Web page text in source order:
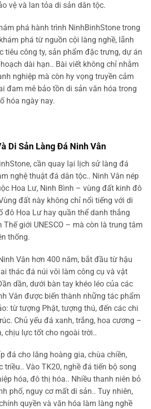
vệ và lan tỏa di sản dân tộc.
phá hành trình NinhBinhStone trong
phá từ nguồn cội làng nghề, lãnh
tiêu công ty, sản phẩm đặc trưng, dự án
dài hạn.. Bài viết không chỉ nhằm
nghiệp mà còn hy vọng truyền cảm
đam mê bảo tồn di sản văn hóa trong
hóa ngày nay.
Di Sản Làng Đá Ninh Vân
cần quay lại lịch sử làng đá
nghệ thuật đá dân tộc.. Ninh Vân nép
Hoa Lư, Ninh Bình – vùng đất kinh đô
đất này không chỉ nổi tiếng với di
đô Hoa Lư hay quần thể danh thắng
Thế giới UNESCO – mà còn là trung tâm
thống.
Vân hơn 400 năm, bắt đầu từ hậu
thác đá núi vôi làm công cụ và vật
dần, dưới bàn tay khéo léo của các
Vân được biến thành những tác phẩm
từ tượng Phật, tượng thú, đến các chi
Chủ yếu đá xanh, trắng, hoa cương –
chịu lực tốt cho ngoài trời..
đá cho lăng hoàng gia, chùa chiền,
triều.. Vào TK20, nghề đá tiến bộ song
hóa, đô thị hóa.. Nhiều thanh niên bỏ
phố, nguy cơ mất di sản.. Tuy nhiên,
quyền và văn hóa làm làng nghề